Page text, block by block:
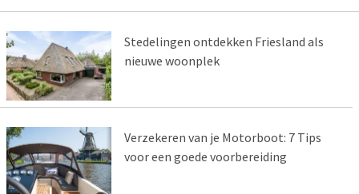
Stedelingen ontdekken Friesland als
nieuwe woonplek
Verzekeren van je Motorboot: 7 Tips
voor een goede voorbereiding